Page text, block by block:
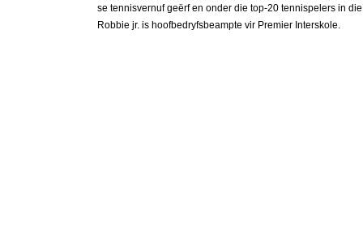
se tennisvernuf geërf en onder die top-20 tennispelers in
Robbie jr. is hoofbedryfsbeampte vir Premier Interskole.